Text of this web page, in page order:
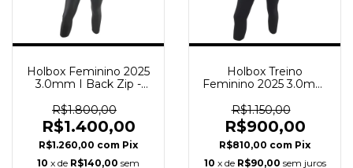
Holbox Feminino 2025
3.0mm I Back Zip -
Mangas
R$1.800,00
R$1.400,00
R$1.260,00 com Pix
10 x de R$140,00 sem
Holbox Treino
Feminino 2025 3.0mm
Sem Mangas
R$1.150,00
R$900,00
R$810,00 com Pix
10 x de R$90,00 sem juros